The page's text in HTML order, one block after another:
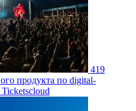
419
продукта по digital-